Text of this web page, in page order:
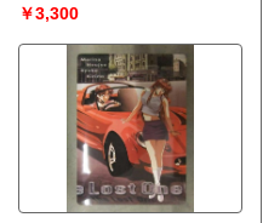
￥3,300